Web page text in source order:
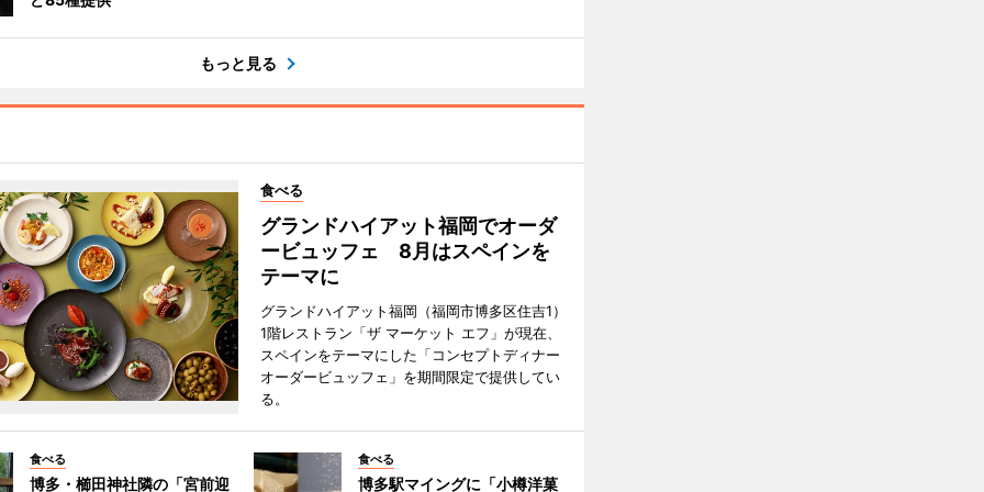
もっと見る
食べる
グランドハイアット福岡でオーダ
ービュッフェ 8月はスペインを
テーマに
グランドハイアット福岡（福岡市博多区住吉1）
1階レストラン「ザ マーケット エフ」が現在、
スペインをテーマにした「コンセプトディナー
オーダービュッフェ」を期間限定で提供してい
る。
食べる
博多・櫛田神社隣の「宮前迎
食べる
博多駅マイングに「小樽洋菓